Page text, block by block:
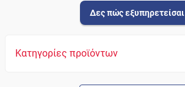
Δες πώς εξυπηρετείσαι
Κατηγορίες προϊόντων